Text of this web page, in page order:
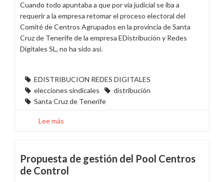
Cuando todo apuntaba a que por vía judicial se iba a
requerir a la empresa retomar el proceso electoral del
Comité de Centros Agrupados en la provincia de Santa
Cruz de Tenerife de la empresa EDistribución y Redes
Digitales SL, no ha sido así.
EDISTRIBUCION REDES DIGITALES
elecciones sindicales
distribución
Santa Cruz de Tenerife
Lee más
anillo
pa
´cuando?
Propuesta de gestión del Pool Centros
de Control